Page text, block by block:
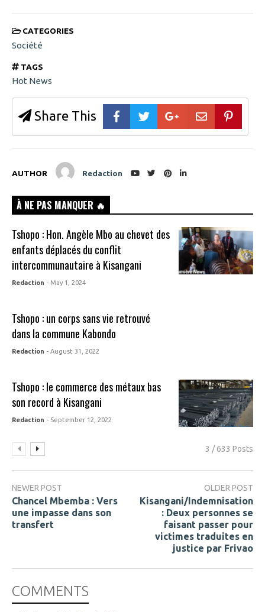
CATEGORIES
Société
TAGS
Hot News
Share This
AUTHOR Redaction
À NE PAS MANQUER 🔥
Tshopo : Hon. Angèle Mbo au chevet des
enfants déplacés du conflit
intercommunautaire à Kisangani
Redaction - May 1, 2024
Tshopo : un corps sans vie retrouvé
dans la commune Kabondo
Redaction - August 31, 2022
Tshopo : le commerce des métaux bas
son record à Kisangani
Redaction - September 12, 2022
3 / 633 Posts
NEWER POST
Chancel Mbemba : Vers
une impasse dans son
transfert
OLDER POST
Kisangani/Indemnisation
: Deux personnes se
faisant passer pour
victimes traduites en
justice par Frivao
COMMENTS